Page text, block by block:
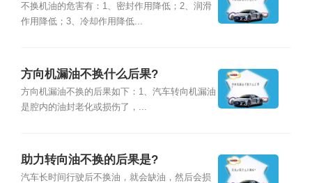
不换机油的危害有：1、密封作用降低；2、润滑
作用降低；3、冷却作用降低...
方向机漏油不换什么后果?
方向机漏油不换的后果如下：1、汽车转向机漏油
是腔内的油封老化或损伤了，...
助力转向油不换的后果是?
汽车长时间行驶后不换油，就会缺油，然后会损